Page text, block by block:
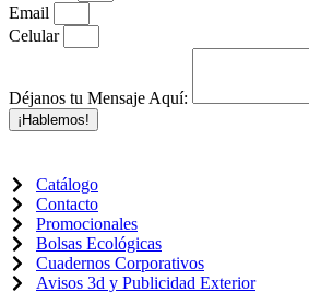
Email
Celular
Déjanos tu Mensaje Aquí:
¡Hablemos!
Catálogo
Contacto
Promocionales
Bolsas Ecológicas
Cuadernos Corporativos
Avisos 3d y Publicidad Exterior